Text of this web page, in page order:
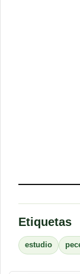
Etiquetas
estudio